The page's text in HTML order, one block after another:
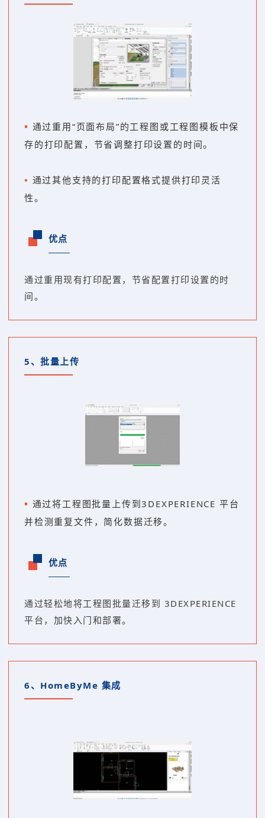
• 通过重用“页面布局”的工程图或工程图模板中保
存的打印配置，节省调整打印设置的时间。
• 通过其他支持的打印配置格式提供打印灵活
性。
优点
通过重用现有打印配置，节省配置打印设置的时
间。
5、 批量上传
• 通过将工程图批量上传到3DEXPERIENCE 平台
并检测重复文件，简化数据迁移。
优点
通过轻松地将工程图批量迁移到 3DEXPERIENCE
平台，加快入门和部署。
6、 HomeByMe 集成